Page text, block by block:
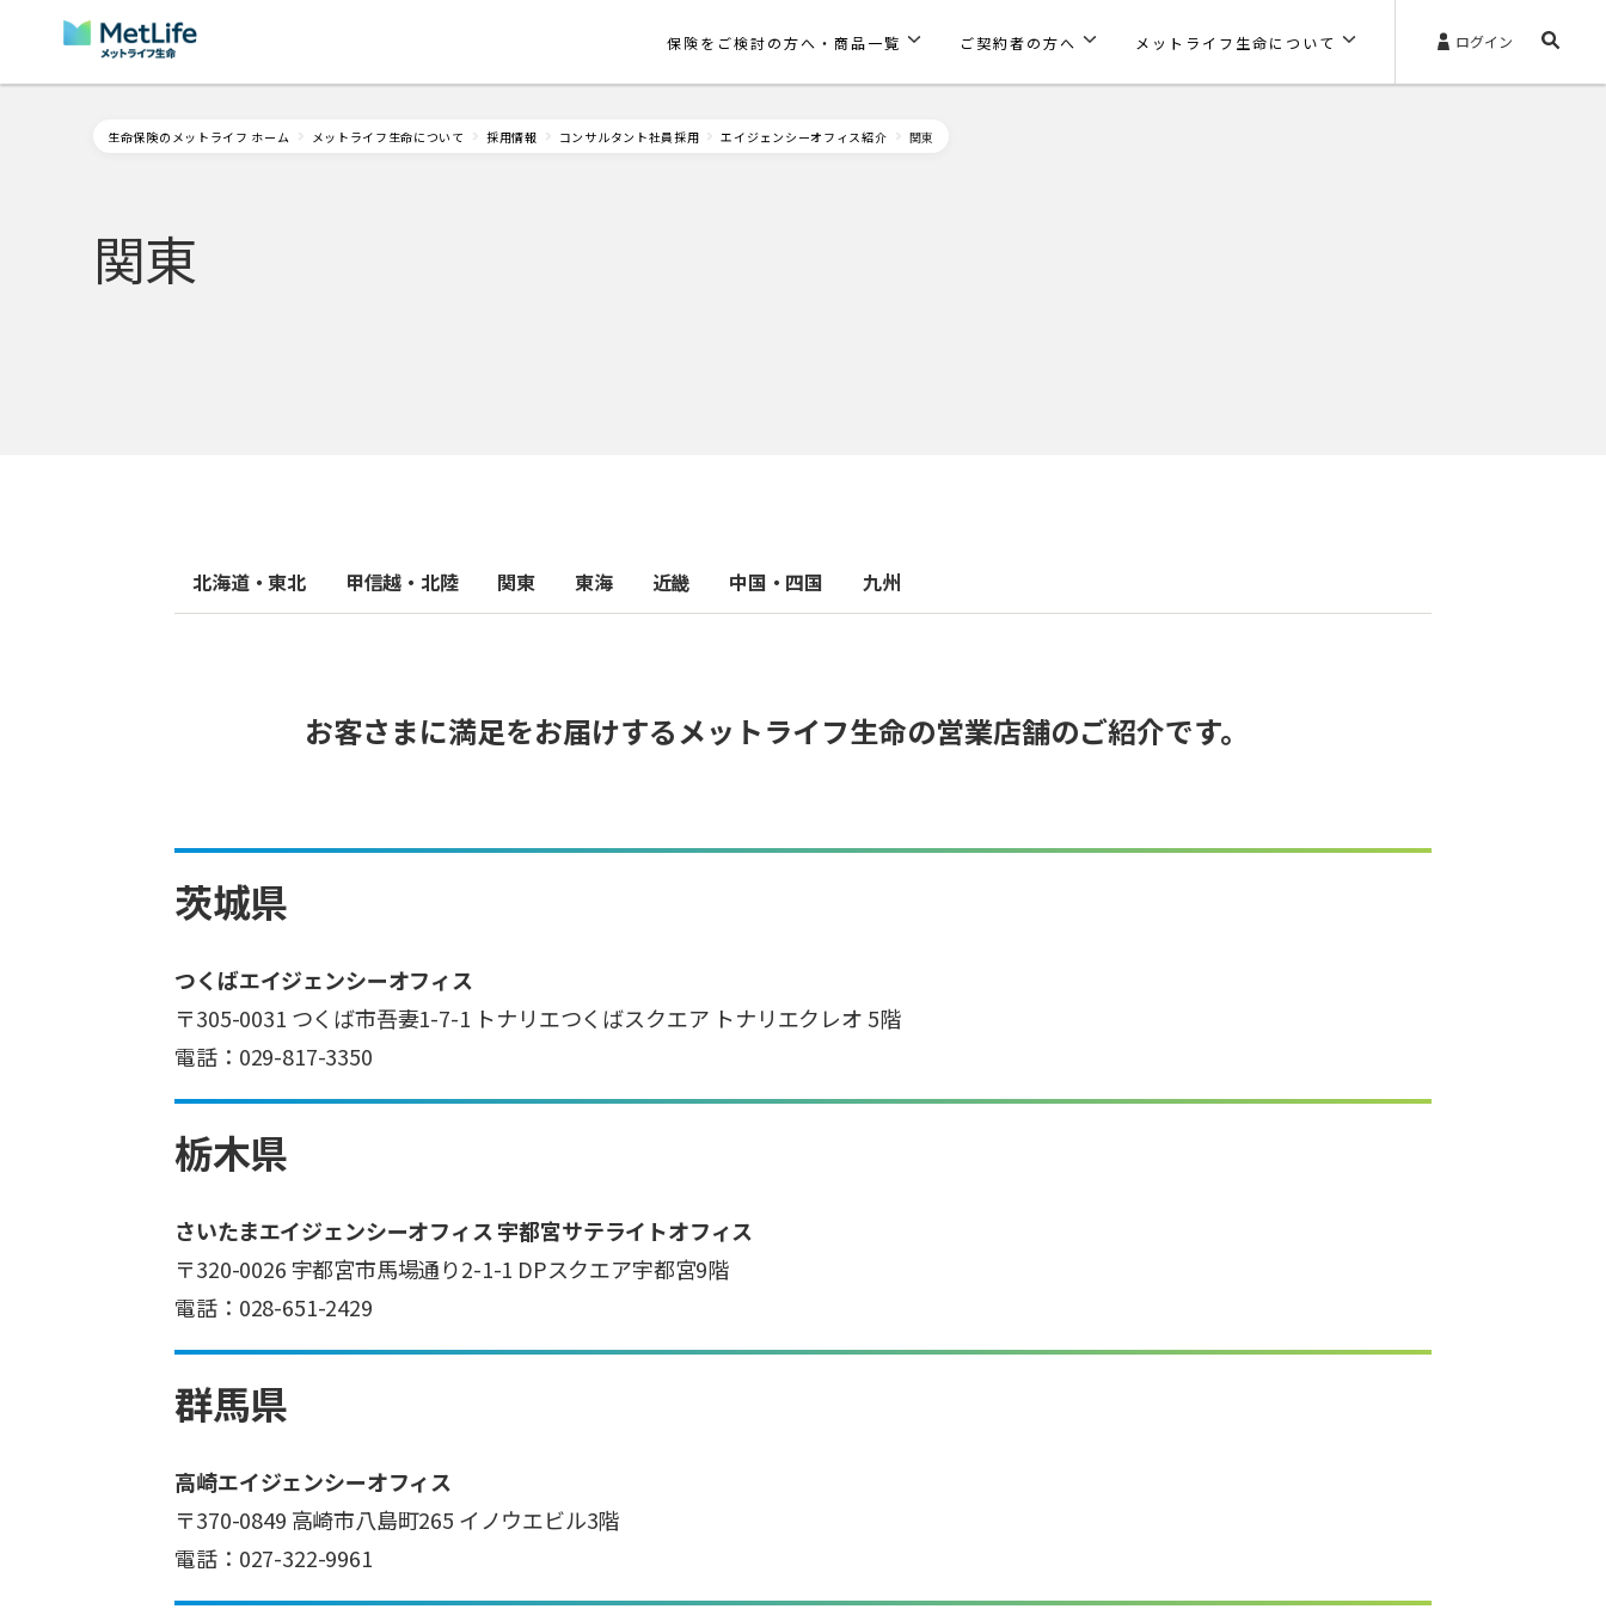
Skip Navigation
保険をご検討の方へ・商品一覧 ご契約者の方へ メットライフ生命について ログイン
生命保険のメットライフ ホーム メットライフ生命について 採用情報 コンサルタント社員採用 エイジェンシーオフィス紹介 関東
関東
北海道・東北 甲信越・北陸 関東 東海 近畿 中国・四国 九州
お客さまに満足をお届けするメットライフ生命の営業店舗のご紹介です。
茨城県
つくばエイジェンシーオフィス
〒305-0031 つくば市吾妻1-7-1 トナリエつくばスクエア トナリエクレオ 5階
電話：029-817-3350
栃木県
さいたまエイジェンシーオフィス 宇都宮サテライトオフィス
〒320-0026 宇都宮市馬場通り2-1-1 DPスクエア宇都宮9階
電話：028-651-2429
群馬県
高崎エイジェンシーオフィス
〒370-0849 高崎市八島町265 イノウエビル3階
電話：027-322-9961